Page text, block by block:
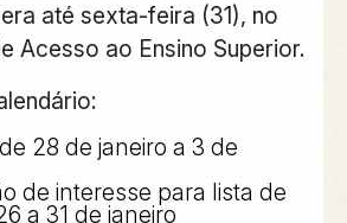
até sexta-feira (31), no
Acesso ao Ensino Superior.
28 de janeiro a 3 de
de interesse para lista de
a 31 de janeiro